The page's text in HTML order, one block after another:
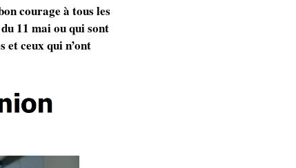
courage à tous les
11 mai ou qui sont
et ceux qui n’ont